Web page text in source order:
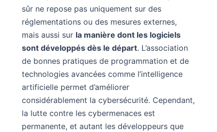
sûr ne repose pas uniquement sur des
réglementations ou des mesures externes,
mais aussi sur la manière dont les logiciels
sont développés dès le départ. L’association
de bonnes pratiques de programmation et de
technologies avancées comme l’intelligence
artificielle permet d’améliorer
considérablement la cybersécurité. Cependant,
la lutte contre les cybermenaces est
permanente, et autant les développeurs que